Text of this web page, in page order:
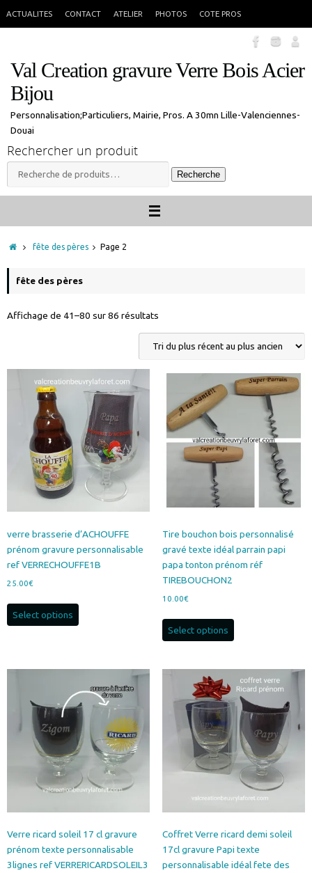
seront traitées à mon retour.
ACTUALITES CONTACT ATELIER PHOTOS COTE PROS
Val Creation gravure Verre Bois Acier
Bijou
Personnalisation;Particuliers, Mairie, Pros. A 30mn Lille-Valenciennes-
Douai
Rechercher un produit
Recherche
pour :
Recherche
Accueil
fête des pères Page 2
fête des pères
Affichage de 41–80 sur 86 résultats
plus
au
ancien
verre brasserie d’ACHOUFFE
prénom gravure personnalisable
ref VERRECHOUFFE1B
25.00€
Select options
Tire bouchon bois personnalisé
gravé texte idéal parrain papi
papa tonton prénom réf
TIREBOUCHON2
10.00€
Select options
Verre ricard soleil 17 cl gravure
prénom texte personnalisable
3lignes ref VERRERICARDSOLEIL3
Coffret Verre ricard demi soleil
17cl gravure Papi texte
personnalisable idéal fete des